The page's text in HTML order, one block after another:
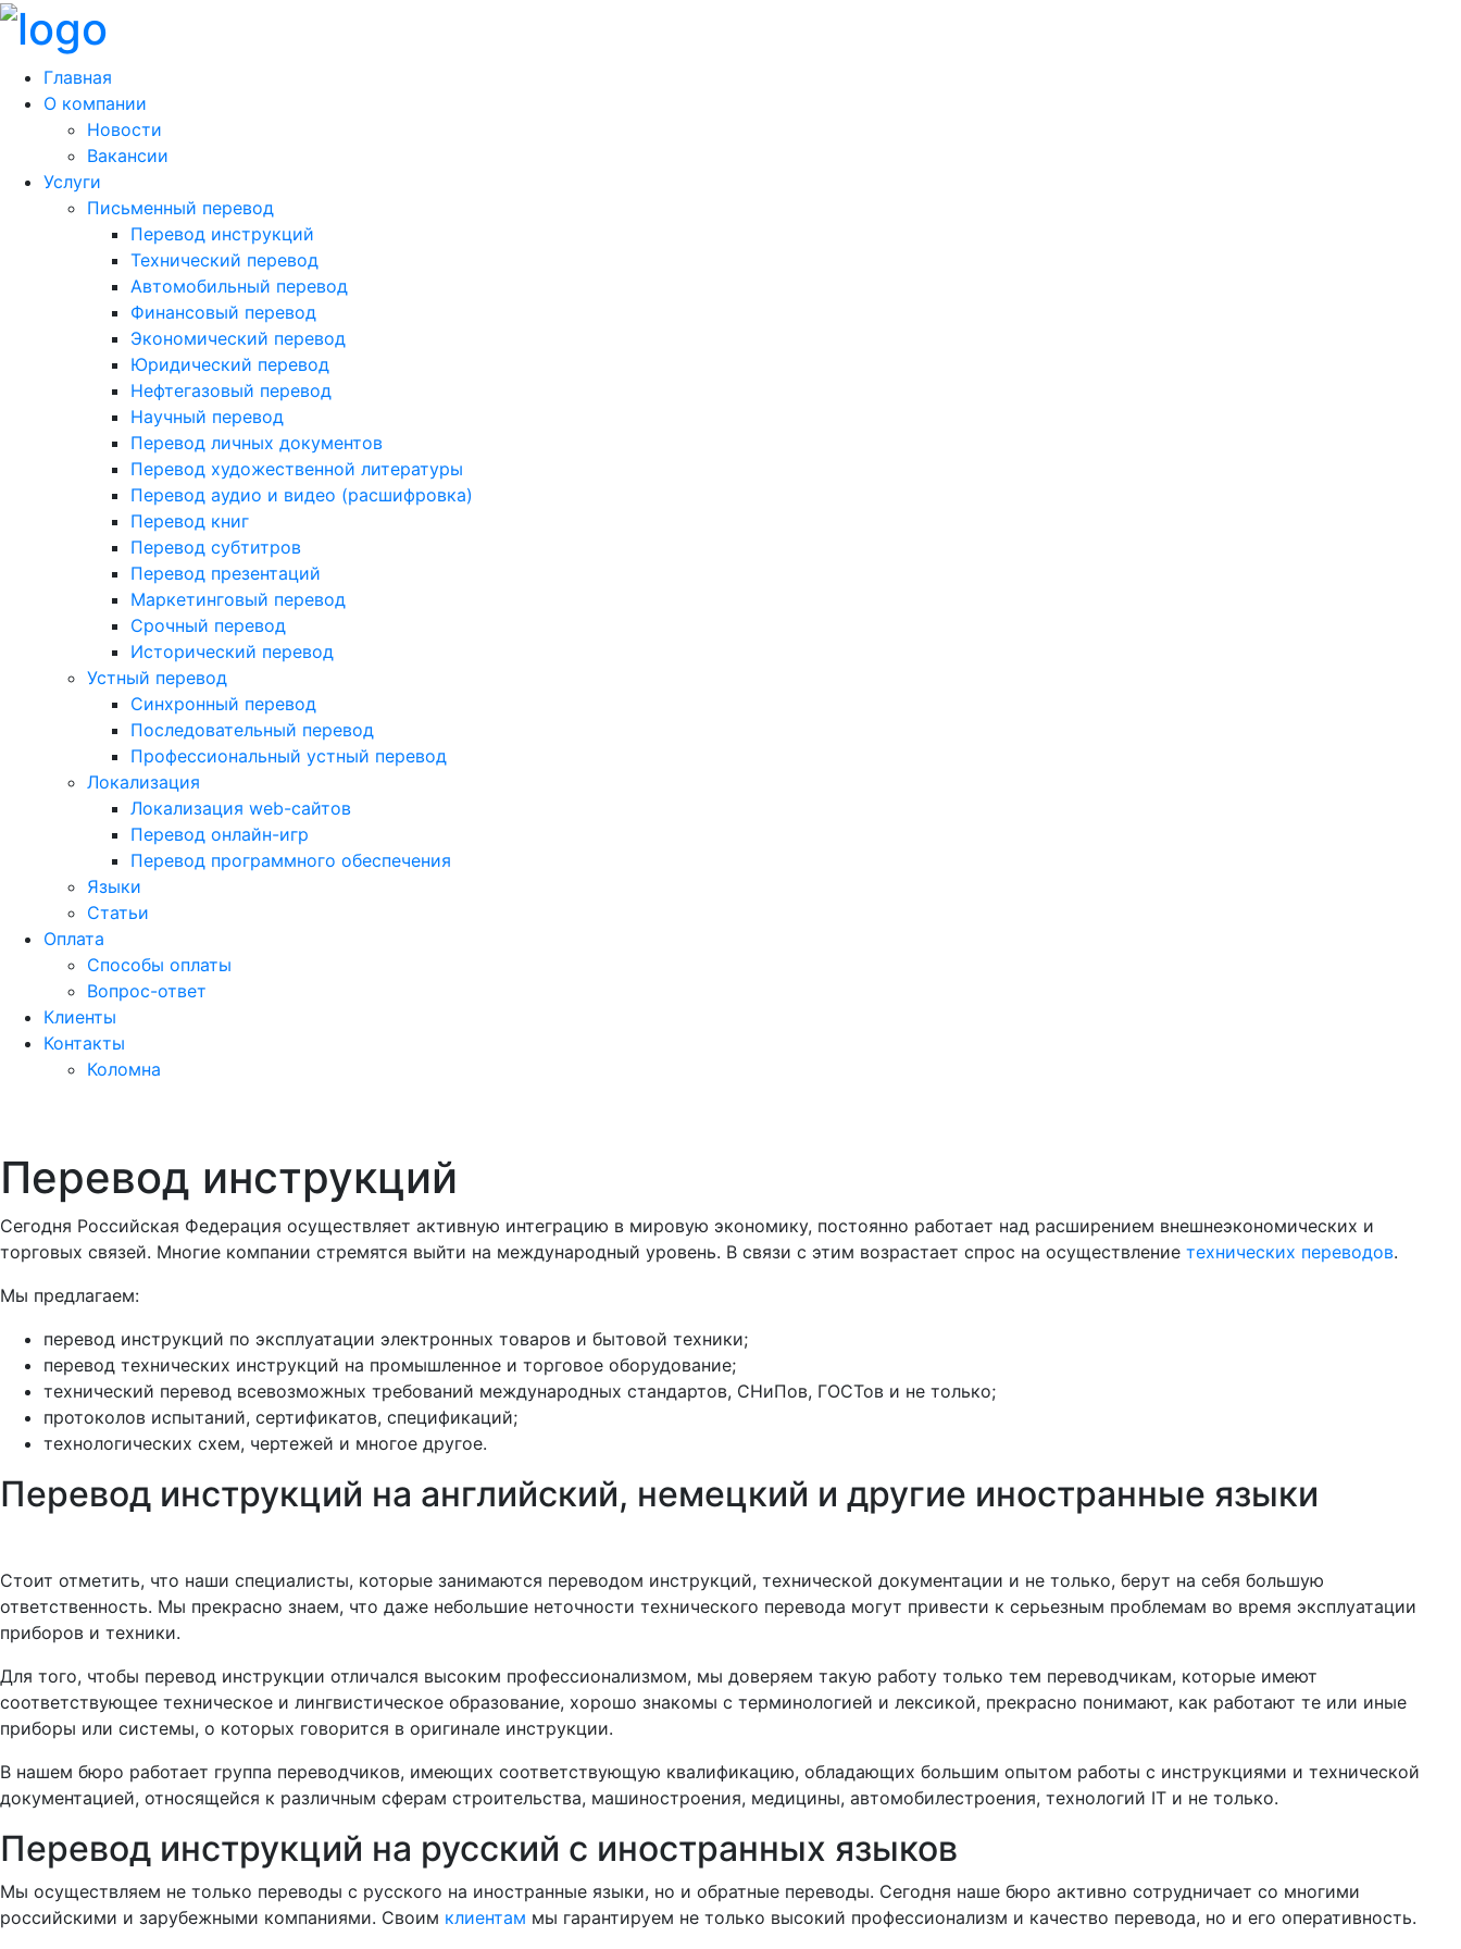
Главная
О компании
Новости
Вакансии
Услуги
Письменный перевод
Перевод инструкций
Технический перевод
Автомобильный перевод
Финансовый перевод
Экономический перевод
Юридический перевод
Нефтегазовый перевод
Научный перевод
Перевод личных документов
Перевод художественной литературы
Перевод аудио и видео (расшифровка)
Перевод книг
Перевод субтитров
Перевод презентаций
Маркетинговый перевод
Срочный перевод
Исторический перевод
Устный перевод
Синхронный перевод
Последовательный перевод
Профессиональный устный перевод
Локализация
Локализация web-сайтов
Перевод онлайн-игр
Перевод программного обеспечения
Языки
Статьи
Оплата
Способы оплаты
Вопрос-ответ
Клиенты
Контакты
Коломна
Перевод инструкций
Сегодня Российская Федерация осуществляет активную интеграцию в мировую экономику, постоянно работает над расширением внешнеэкономических и
торговых связей. Многие компании стремятся выйти на международный уровень. В связи с этим возрастает спрос на осуществление технических переводов.
Мы предлагаем:
перевод инструкций по эксплуатации электронных товаров и бытовой техники;
перевод технических инструкций на промышленное и торговое оборудование;
технический перевод всевозможных требований международных стандартов, СНиПов, ГОСТов и не только;
протоколов испытаний, сертификатов, спецификаций;
технологических схем, чертежей и многое другое.
Перевод инструкций на английский, немецкий и другие иностранные языки
Стоит отметить, что наши специалисты, которые занимаются переводом инструкций, технической документации и не только, берут на себя большую
ответственность. Мы прекрасно знаем, что даже небольшие неточности технического перевода могут привести к серьезным проблемам во время эксплуатации
приборов и техники.
Для того, чтобы перевод инструкции отличался высоким профессионализмом, мы доверяем такую работу только тем переводчикам, которые имеют
соответствующее техническое и лингвистическое образование, хорошо знакомы с терминологией и лексикой, прекрасно понимают, как работают те или иные
приборы или системы, о которых говорится в оригинале инструкции.
В нашем бюро работает группа переводчиков, имеющих соответствующую квалификацию, обладающих большим опытом работы с инструкциями и технической
документацией, относящейся к различным сферам строительства, машиностроения, медицины, автомобилестроения, технологий IT и не только.
Перевод инструкций на русский с иностранных языков
Мы осуществляем не только переводы с русского на иностранные языки, но и обратные переводы. Сегодня наше бюро активно сотрудничает со многими
российскими и зарубежными компаниями. Своим клиентам мы гарантируем не только высокий профессионализм и качество перевода, но и его оперативность.